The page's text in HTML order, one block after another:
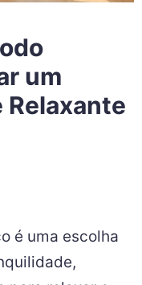
um
Relaxante
é uma escolha